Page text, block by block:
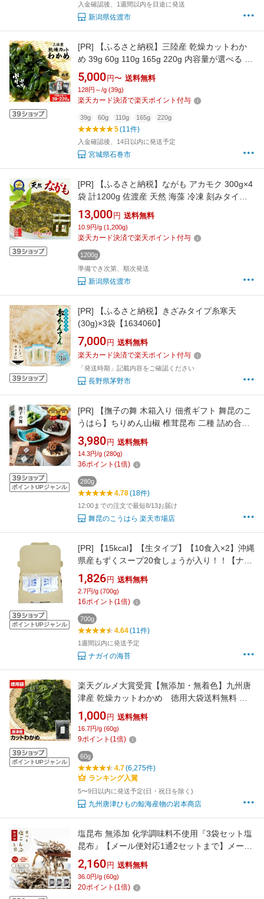
入金確認後、1週間以内を目途に発送
新潟県佐渡市
[PR]
【ふるさと納税】三陸産 乾燥カットわか
め 39g 60g 110g 165g 220g 内容量が選べる 味
噌汁 サラダ 常備品 宮城県 石巻市
5,000 円〜 送料無料
128円～/g (39g)
楽天カード決済で楽天ポイント付与
39g 60g 110g 165g 220g
5(11件)
入金確認後、14日以内に発送予定
宮城県石巻市
[PR]
【ふるさと納税】ながも アカモク 300g×4
袋 計1200g 佐渡産 天然 海藻 冷凍 刻みタイプ
ねばねば シャキシャキ 食物繊維 ごはんのお供
味噌汁 新潟県 佐渡市
13,000 円 送料無料
10.9円/g (1,200g)
楽天カード決済で楽天ポイント付与
1200g
準備でき次第、順次発送
新潟県佐渡市
[PR]
【ふるさと納税】きざみタイプ糸寒天
(30g)×3袋【1634060】
7,000 円 送料無料
楽天カード決済で楽天ポイント付与
「発送時期」記載内容をご確認ください
長野県茅野市
ポイントUPジャンル
[PR]
【撫子の舞 木箱入り 佃煮ギフト 舞昆のこ
うはら】ちりめん山椒 椎茸昆布 二種 詰め合わ
せ ｜贈答 内祝い 手土産 贈り物に喜ばれる 高級
佃煮｜法事 香典返し 粗供養 お供え 進物 お礼
お返し｜ご飯のお供 惣菜 塩昆布 常温保存 大阪
3,980 円 送料無料
14.3円/g (280g)
36ポイント (1倍)
280g
4.78(18件)
12:00までの注文で最短8/13お届け
舞昆のこうはら 楽天市場店
ポイントUPジャンル
[PR]
【15kcal】【生タイプ】【10食入×2】沖縄
県産もずくスープ20食しょうが入り！！【ナガ
イ】【健康】【低カロリー】【生姜】シリーズ
累計3700万食！！
1,826 円 送料無料
2.7円/g (700g)
16ポイント (1倍)
700g
4.64(11件)
1週間以内に発送予定
ナガイの海苔
ポイントUPジャンル
楽天グルメ大賞受賞【無添加・無着色】九州唐
津産 乾燥カットわかめ 徳用大袋送料無料 お
試し特価 ミネラル ビタミン カルシウム 食物繊
維 ワカメ 若布 乾燥わかめ コロナ 応援 食品 食
べ物 お取り寄せグルメ おうち時間応援
1,000 円 送料無料
16.7円/g (60g)
9ポイント (1倍)
60g
4.7(6,275件)
ランキング入賞
5〜9日以内に発送予定(日・祝日を除く)
九州唐津ひもの鯨海産物の岩本商店
塩昆布 無添加 化学調味料不使用『3袋セット塩
昆布』【メール便対応1通2セットまで】メール
便専用 塩こんぶ しおこんぶ 贈り物 食べ物 ギフ
ト お取り寄せ 食品 グルメ 樽の味 人気 おすす
め 時短
2,160 円 送料無料
36.0円/g (60g)
20ポイント (1倍)